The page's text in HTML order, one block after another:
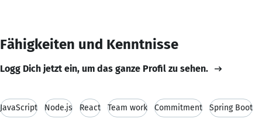
Fähigkeiten und Kenntnisse
Logg Dich jetzt ein, um das ganze Profil zu sehen.
JavaScript Node.js React Team work Commitment Spring Boot